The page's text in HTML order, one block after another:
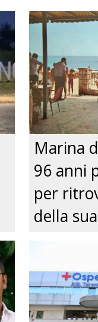
Marina
96 anni
per
della
dalla
Just tv